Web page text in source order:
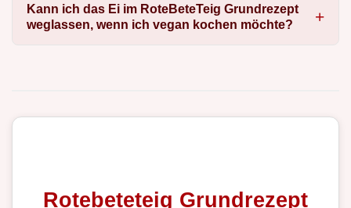
Kann ich das Ei im RoteBeteTeig Grundrezept
weglassen, wenn ich vegan kochen möchte?
Rotebeteteig Grundrezept